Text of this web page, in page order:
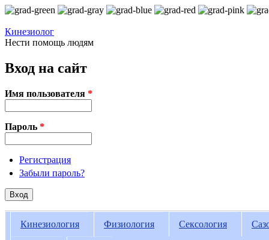
Перейти к основному содержанию
Кинезиолог
Нести помощь людям
Вход на сайт
Имя пользователя *
Пароль *
Регистрация
Забыли пароль?
Кинезиология Физиология Сексология
Вы здесь